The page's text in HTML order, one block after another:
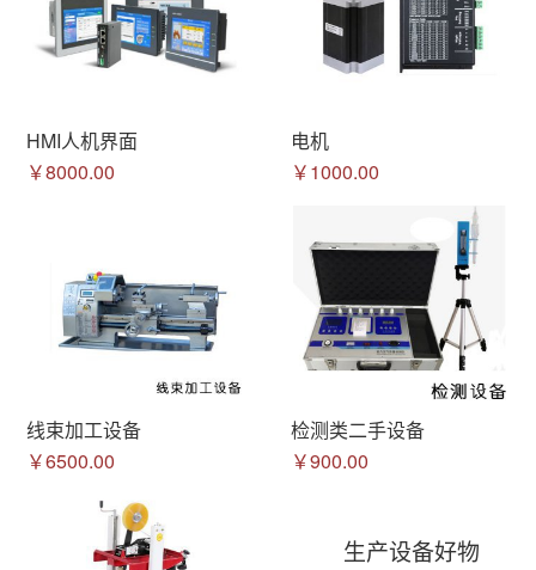
HMI人机界面
￥8000.00
电机
￥1000.00
线束加工设备
￥6500.00
检测类二手设备
￥900.00
生产设备好物